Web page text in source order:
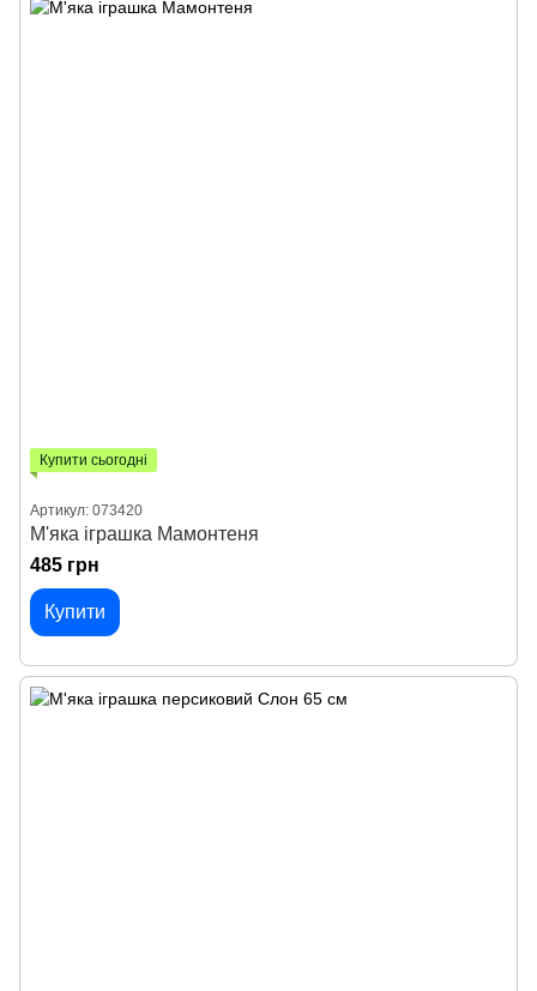
Купити сьогодні
Артикул: 073420
М'яка іграшка Мамонтеня
485 грн
Купити